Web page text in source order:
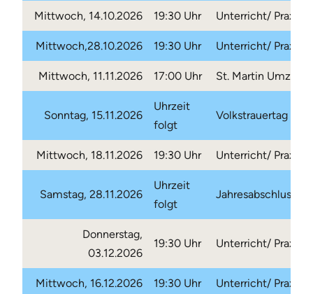
Mittwoch, 14.10.2026 19:30 Uhr Unterricht/ Praxis
Mittwoch,28.10.2026 19:30 Uhr Unterricht/ Praxis
Mittwoch, 11.11.2026 17:00 Uhr St. Martin Umzug
Sonntag, 15.11.2026
Uhrzeit
folgt
Volkstrauertag
Mittwoch, 18.11.2026 19:30 Uhr Unterricht/ Praxis
Samstag, 28.11.2026
Uhrzeit
folgt
Jahresabschluss
Donnerstag,
03.12.2026
19:30 Uhr Unterricht/ Praxis
Mittwoch, 16.12.2026 19:30 Uhr Unterricht/ Praxis